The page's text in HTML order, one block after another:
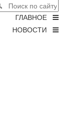
ГЛАВНОЕ
НОВОСТИ